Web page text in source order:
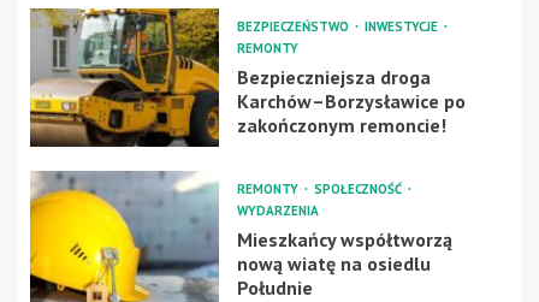
BEZPIECZEŃSTWO
INWESTYCJE
REMONTY
Bezpieczniejsza droga
Karchów–Borzysławice po
zakończonym remoncie!
REMONTY
SPOŁECZNOŚĆ
WYDARZENIA
Mieszkańcy współtworzą
nową wiatę na osiedlu
Południe